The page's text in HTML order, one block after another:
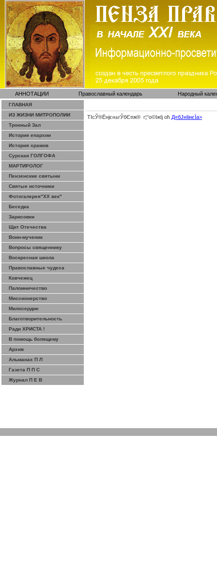
АННОТАЦИИ Православный календарь Народный
ГЛАВНАЯ
ИЗ ЖИЗНИ МИТРОПОЛИИ
Тронный Зал
История епархии
История храмов
Сурская ГОЛГОФА
МАРТИРОЛОГ
Пензенские святыни
Святые источники
Фотогалерея"ХХ век"
Беседка
Зарисовки
Щит Отечества
Воин-мученик
Вопросы священнику
Воскресная школа
Православные чудеса
Ковчежец
Паломничество
Миссионерство
Милосердие
Благотворительность
Ради ХРИСТА !
В помощь болящему
Архив
Альманах П Л
Газета П П С
Журнал П Е В
ТІсЎ®Ёнјєн±­гЎ­бЄ¤ж® г¦°о©ІжІј оћ Д«бЈ­нІінєЇa>